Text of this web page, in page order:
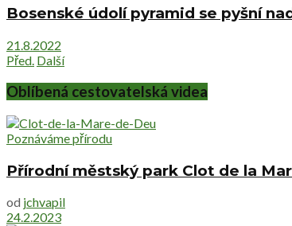
Bosenské údolí pyramid se pyšní
21.8.2022
Před. Další
Oblíbená cestovatelská videa
Poznáváme přírodu
Přírodní městský park Clot de la
od jchvapil
24.2.2023